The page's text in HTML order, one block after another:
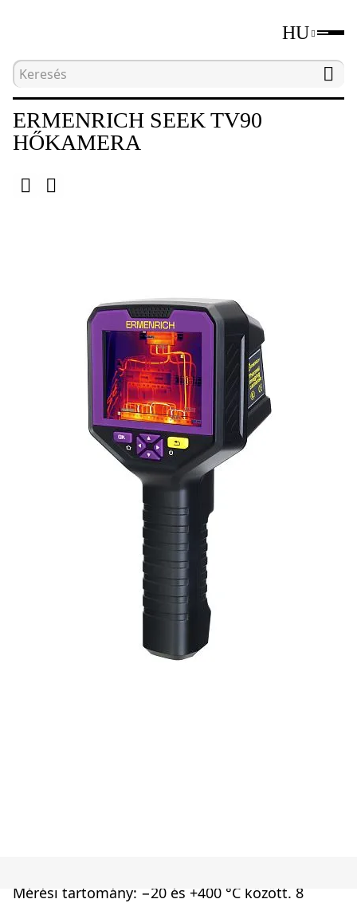
HU
Kezdőlap Roncsolásmentes tesztelő
ERMENRICH SEEK TV90
HŐKAMERA
Mérési tartomány: −20 és +400 °C között. 8